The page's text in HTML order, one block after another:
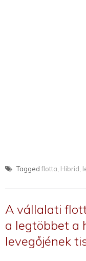
Taggedflotta Hibrid
A vállalati
a legtöbbet a
levegőjének